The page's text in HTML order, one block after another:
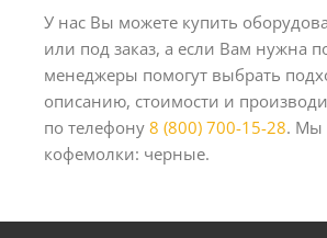
У нас Вы можете купить
или под заказ, а если Вам нужна
менеджеры помогут выбрать
описанию, стоимости и
по телефону 8 (800) 700-15-28. Мы
кофемолки: черные.